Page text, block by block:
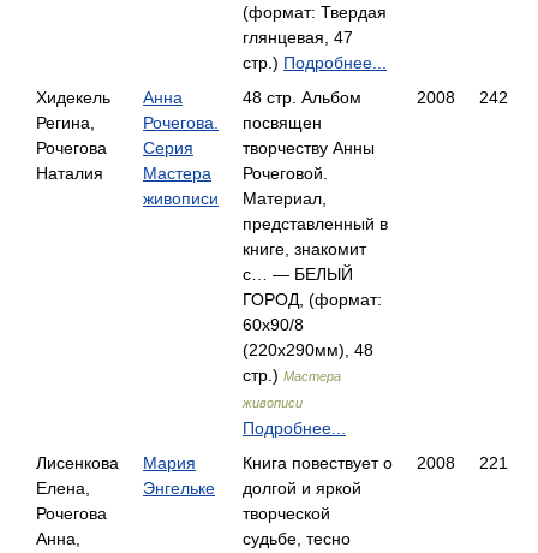
(формат: Твердая
глянцевая, 47
стр.) Подробнее...
Хидекель
Регина,
Рочегова
Наталия
Анна
Рочегова.
Серия
Мастера
живописи
48 стр. Альбом
посвящен
творчеству Анны
Рочеговой.
Материал,
представленный в
книге, знакомит
с… — БЕЛЫЙ
ГОРОД, (формат:
60x90/8
(220x290мм), 48
стр.) Мастера
живописи
Подробнее...
2008 242
Лисенкова
Елена,
Рочегова
Анна,
Мария
Энгельке
Книга повествует о
долгой и яркой
творческой
судьбе, тесно
2008 221